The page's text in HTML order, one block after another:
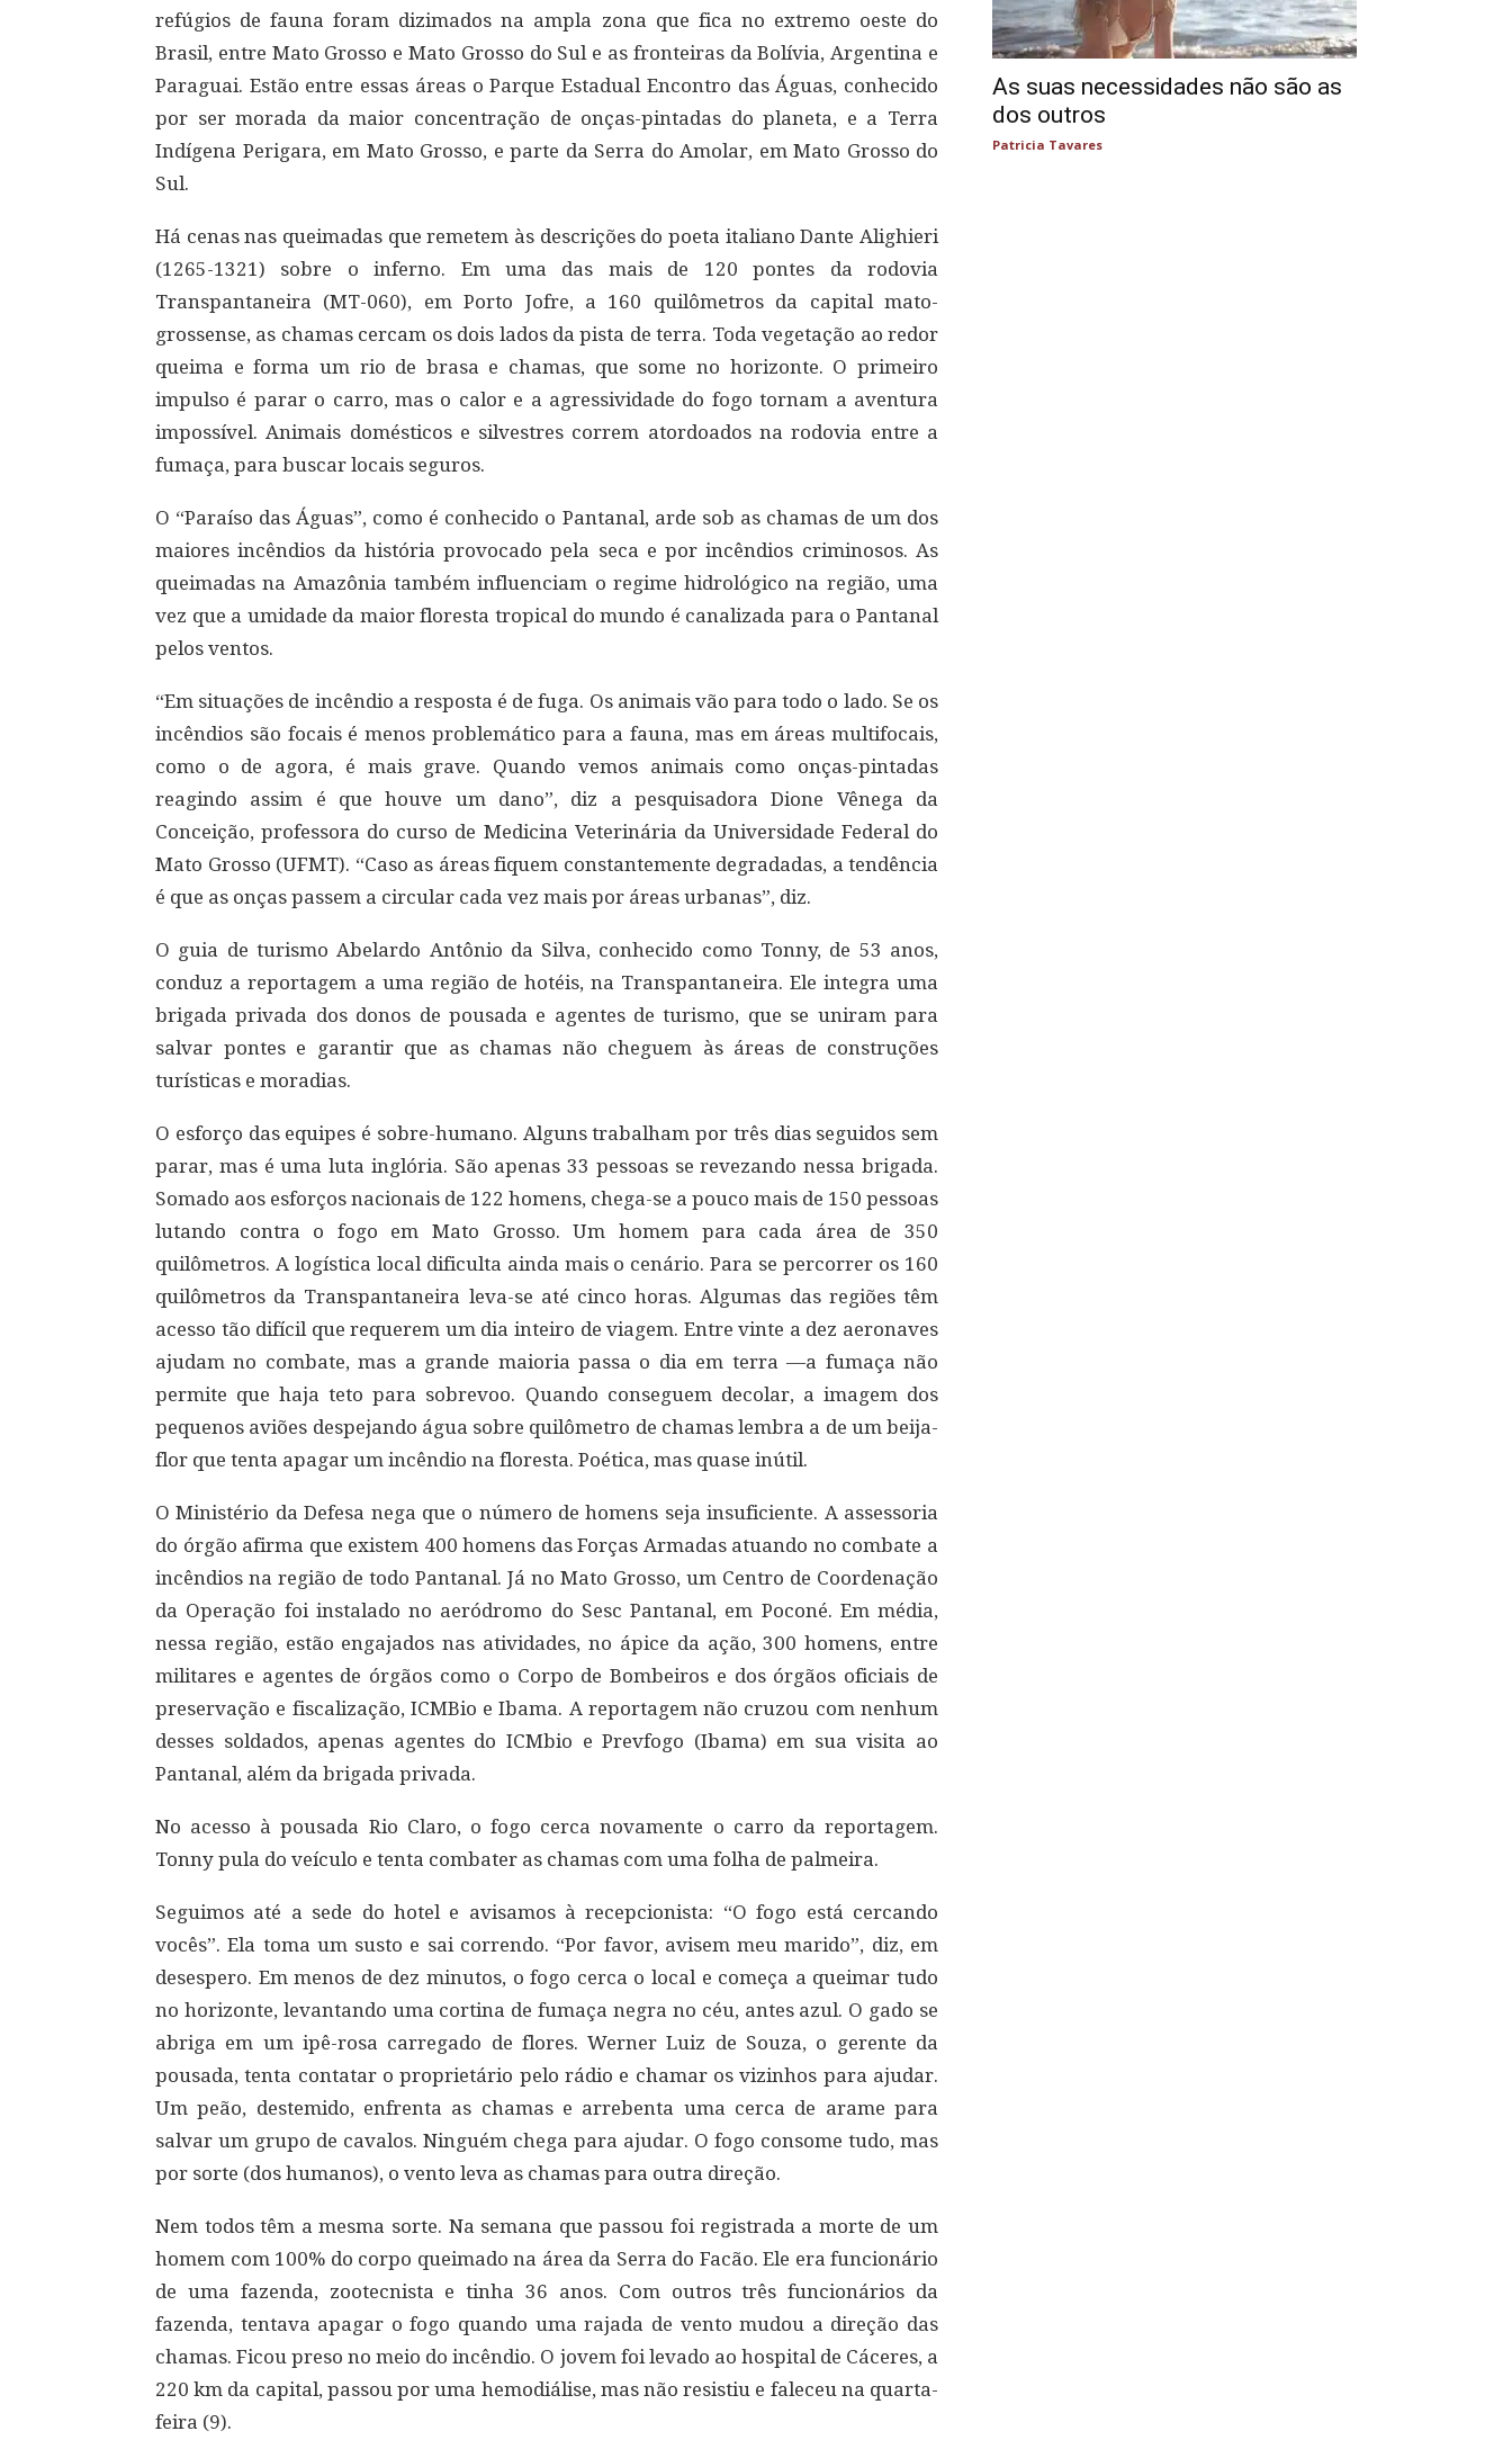
refúgios de fauna foram dizimados na ampla zona que fica no extremo oeste do
Brasil, entre Mato Grosso e Mato Grosso do Sul e as fronteiras da Bolívia, Argentina e
Paraguai. Estão entre essas áreas o Parque Estadual Encontro das Águas, conhecido
por ser morada da maior concentração de onças-pintadas do planeta, e a Terra
Indígena Perigara, em Mato Grosso, e parte da Serra do Amolar, em Mato Grosso do
Sul.
Há cenas nas queimadas que remetem às descrições do poeta italiano Dante Alighieri
(1265-1321) sobre o inferno. Em uma das mais de 120 pontes da rodovia
Transpantaneira (MT-060), em Porto Jofre, a 160 quilômetros da capital mato-
grossense, as chamas cercam os dois lados da pista de terra. Toda vegetação ao redor
queima e forma um rio de brasa e chamas, que some no horizonte. O primeiro
impulso é parar o carro, mas o calor e a agressividade do fogo tornam a aventura
impossível. Animais domésticos e silvestres correm atordoados na rodovia entre a
fumaça, para buscar locais seguros.
O “Paraíso das Águas”, como é conhecido o Pantanal, arde sob as chamas de um dos
maiores incêndios da história provocado pela seca e por incêndios criminosos. As
queimadas na Amazônia também influenciam o regime hidrológico na região, uma
vez que a umidade da maior floresta tropical do mundo é canalizada para o Pantanal
pelos ventos.
“Em situações de incêndio a resposta é de fuga. Os animais vão para todo o lado. Se os
incêndios são focais é menos problemático para a fauna, mas em áreas multifocais,
como o de agora, é mais grave. Quando vemos animais como onças-pintadas
reagindo assim é que houve um dano”, diz a pesquisadora Dione Vênega da
Conceição, professora do curso de Medicina Veterinária da Universidade Federal do
Mato Grosso (UFMT). “Caso as áreas fiquem constantemente degradadas, a tendência
é que as onças passem a circular cada vez mais por áreas urbanas”, diz.
O guia de turismo Abelardo Antônio da Silva, conhecido como Tonny, de 53 anos,
conduz a reportagem a uma região de hotéis, na Transpantaneira. Ele integra uma
brigada privada dos donos de pousada e agentes de turismo, que se uniram para
salvar pontes e garantir que as chamas não cheguem às áreas de construções
turísticas e moradias.
O esforço das equipes é sobre-humano. Alguns trabalham por três dias seguidos sem
parar, mas é uma luta inglória. São apenas 33 pessoas se revezando nessa brigada.
Somado aos esforços nacionais de 122 homens, chega-se a pouco mais de 150 pessoas
lutando contra o fogo em Mato Grosso. Um homem para cada área de 350
quilômetros. A logística local dificulta ainda mais o cenário. Para se percorrer os 160
quilômetros da Transpantaneira leva-se até cinco horas. Algumas das regiões têm
acesso tão difícil que requerem um dia inteiro de viagem. Entre vinte a dez aeronaves
ajudam no combate, mas a grande maioria passa o dia em terra ―a fumaça não
permite que haja teto para sobrevoo. Quando conseguem decolar, a imagem dos
pequenos aviões despejando água sobre quilômetro de chamas lembra a de um beija-
flor que tenta apagar um incêndio na floresta. Poética, mas quase inútil.
O Ministério da Defesa nega que o número de homens seja insuficiente. A assessoria
do órgão afirma que existem 400 homens das Forças Armadas atuando no combate a
incêndios na região de todo Pantanal. Já no Mato Grosso, um Centro de Coordenação
da Operação foi instalado no aeródromo do Sesc Pantanal, em Poconé. Em média,
nessa região, estão engajados nas atividades, no ápice da ação, 300 homens, entre
militares e agentes de órgãos como o Corpo de Bombeiros e dos órgãos oficiais de
preservação e fiscalização, ICMBio e Ibama. A reportagem não cruzou com nenhum
desses soldados, apenas agentes do ICMbio e Prevfogo (Ibama) em sua visita ao
Pantanal, além da brigada privada.
No acesso à pousada Rio Claro, o fogo cerca novamente o carro da reportagem.
Tonny pula do veículo e tenta combater as chamas com uma folha de palmeira.
Seguimos até a sede do hotel e avisamos à recepcionista: “O fogo está cercando
vocês”. Ela toma um susto e sai correndo. “Por favor, avisem meu marido”, diz, em
desespero. Em menos de dez minutos, o fogo cerca o local e começa a queimar tudo
no horizonte, levantando uma cortina de fumaça negra no céu, antes azul. O gado se
abriga em um ipê-rosa carregado de flores. Werner Luiz de Souza, o gerente da
pousada, tenta contatar o proprietário pelo rádio e chamar os vizinhos para ajudar.
Um peão, destemido, enfrenta as chamas e arrebenta uma cerca de arame para
salvar um grupo de cavalos. Ninguém chega para ajudar. O fogo consome tudo, mas
por sorte (dos humanos), o vento leva as chamas para outra direção.
Nem todos têm a mesma sorte. Na semana que passou foi registrada a morte de um
homem com 100% do corpo queimado na área da Serra do Facão. Ele era funcionário
de uma fazenda, zootecnista e tinha 36 anos. Com outros três funcionários da
fazenda, tentava apagar o fogo quando uma rajada de vento mudou a direção das
chamas. Ficou preso no meio do incêndio. O jovem foi levado ao hospital de Cáceres, a
220 km da capital, passou por uma hemodiálise, mas não resistiu e faleceu na quarta-
feira (9).
As suas necessidades não são as
dos outros
Patricia Tavares